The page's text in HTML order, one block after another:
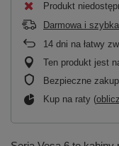
Produkt
Darmowa i
14 dni na łatwy
Ten produkt jest
Bezpieczne
Kup na raty (